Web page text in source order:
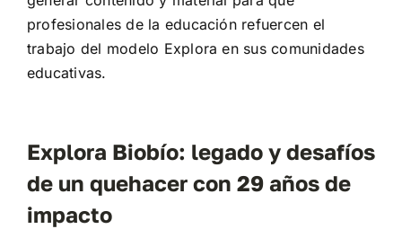
profesionales de la educación refuercen el
trabajo del modelo Explora en sus comunidades
educativas.
Explora Biobío: legado y desafíos
de un quehacer con 29 años de
impacto